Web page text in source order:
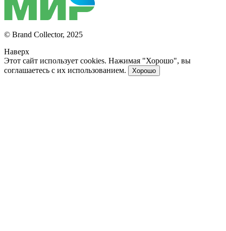
© Brand Collector, 2025
Наверх
Этот сайт использует cookies. Нажимая "Хорошо", вы
соглашаетесь с их использованием.
Хорошо